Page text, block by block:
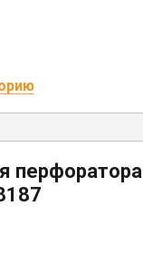
перфоратора